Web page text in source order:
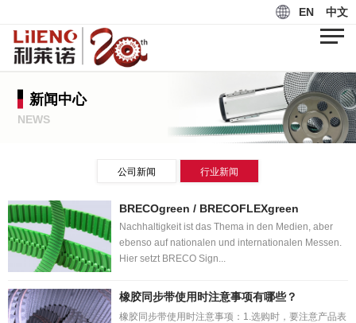
EN 中文
新闻中心
NEWS
公司新闻 行业新闻
BRECOgreen / BRECOFLEXgreen
Nachhaltigkeit ist das Thema in den Medien, aber
ebenso auf nationalen und internationalen Messen.
Hier setzt BRECO Sign...
橡胶同步带使用时注意事项有哪些？
橡胶同步带使用时注意事项：1.选购时，要注意产品表